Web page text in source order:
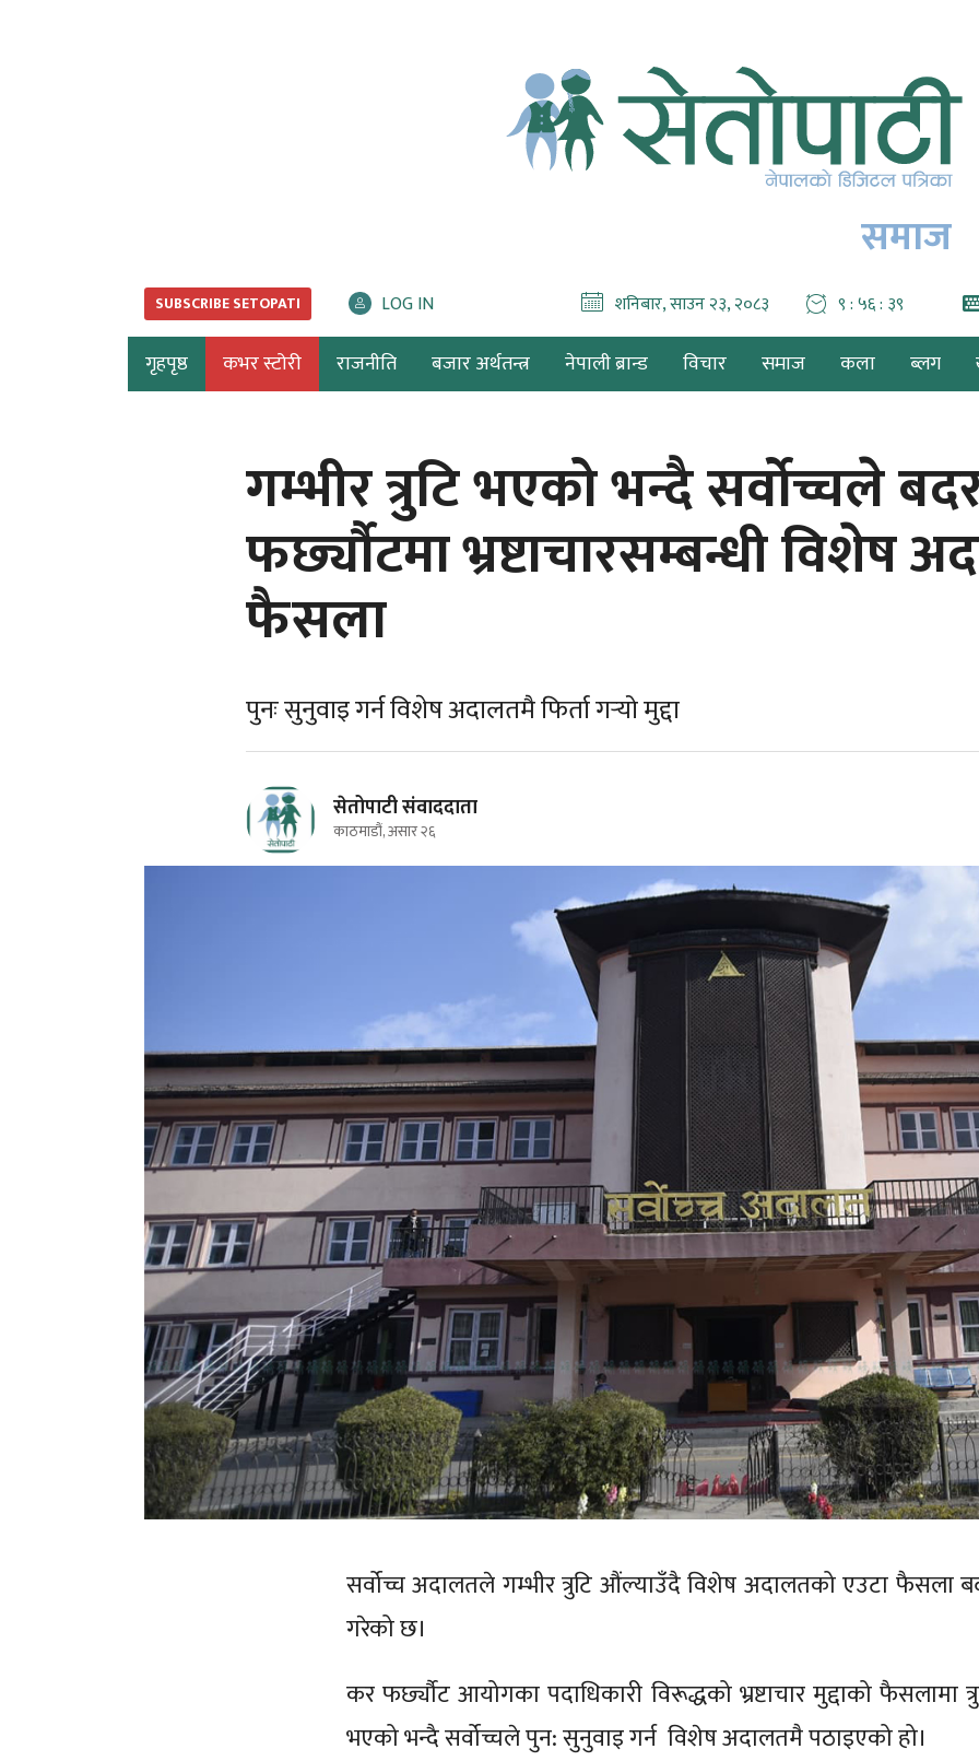
समाज
SUBSCRIBE SETOPATI LOG IN शनिबार, साउन २३, २०८३ ९ : ५६ : ४०
गृहपृष्ठ कभर स्टोरी राजनीति बजार अर्थतन्त्र नेपाली ब्रान्ड विचार समाज कला ब्लग
गम्भीर त्रुटि भएको भन्दै सर्वोच्चले
फर्छ्यौटमा भ्रष्टाचारसम्बन्धी विशेष
फैसला
पुनः सुनुवाइ गर्न विशेष अदालतमै फिर्ता गर्‍यो मुद्दा
सेतोपाटी संवाददाता
काठमाडौं, असार २६
सर्वोच्च अदालतले गम्भीर त्रुटि औंल्याउँदै विशेष अदालतको एउटा फैसला
गरेको छ।
कर फर्छ्यौट आयोगका पदाधिकारी विरूद्धको भ्रष्टाचार मुद्दाको फैसलामा
भएको भन्दै सर्वोच्चले पुन: सुनुवाइ गर्न विशेष अदालतमै पठाइएको हो।